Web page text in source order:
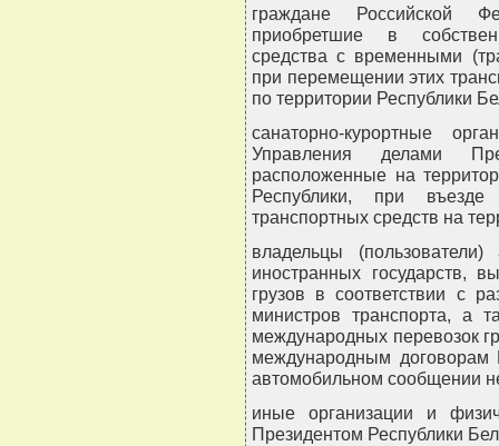
граждане Российской
приобретшие в
средства с временными
при перемещении этих
по территории Республики
санаторно-курортные
Управления делами
расположенные на
Республики, при
транспортных средств на
владельцы
иностранных государств,
грузов в соответствии с
министров транспорта, а
международных перевозок
международным договорам
автомобильном сообщении
иные организации и
Президентом Республики